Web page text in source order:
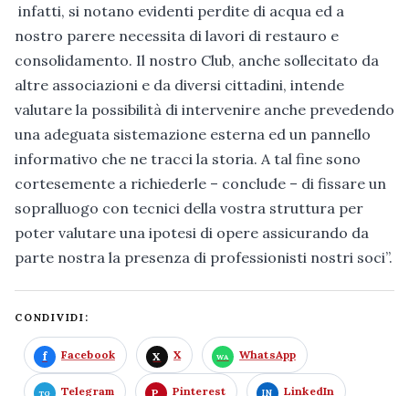
infatti, si notano evidenti perdite di acqua ed a
nostro parere necessita di lavori di restauro e
consolidamento. Il nostro Club, anche sollecitato da
altre associazioni e da diversi cittadini, intende
valutare la possibilità di intervenire anche prevedendo
una adeguata sistemazione esterna ed un pannello
informativo che ne tracci la storia. A tal fine sono
cortesemente a richiederle – conclude – di fissare un
sopralluogo con tecnici della vostra struttura per
poter valutare una ipotesi di opere assicurando da
parte nostra la presenza di professionisti nostri soci”.
CONDIVIDI:
Facebook X WhatsApp
Telegram Pinterest LinkedIn